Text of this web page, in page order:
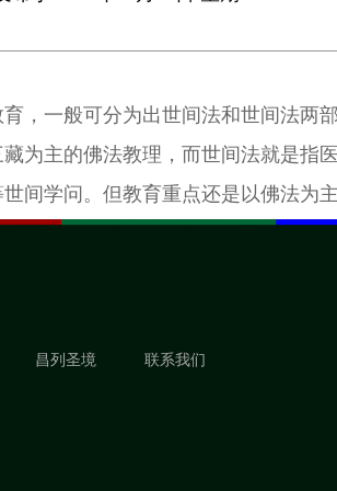
，一般可分为出世间法和世间法两
为主的佛法教理，而世间法就是指
间学问。但教育重点还是以佛法为
昌列圣境 联系我们